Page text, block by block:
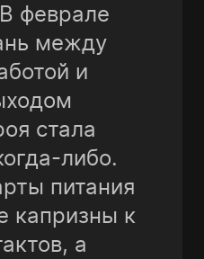
феврале
между
и
стала
либо.
питания
капризны к
а